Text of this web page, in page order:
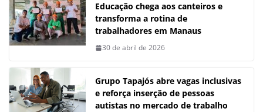
Educação chega aos canteiros e
transforma a rotina de
trabalhadores em Manaus
30 de abril de 2026
Grupo Tapajós abre vagas inclusivas
e reforça inserção de pessoas
autistas no mercado de trabalho